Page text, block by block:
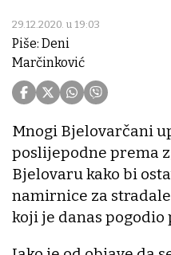
29.12.2020. u 19:03
Piše: Deni
Marčinković
Mnogi Bjelovarčani
poslijepodne prema
Bjelovaru kako bi
namirnice za
koji je danas